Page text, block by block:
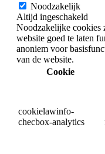
Noodzakelijk
Altijd ingeschakeld
Noodzakelijke cookies
website goed te laten
anoniem voor
van de website.
Cookie
cookielawinfo-
checbox-analytics